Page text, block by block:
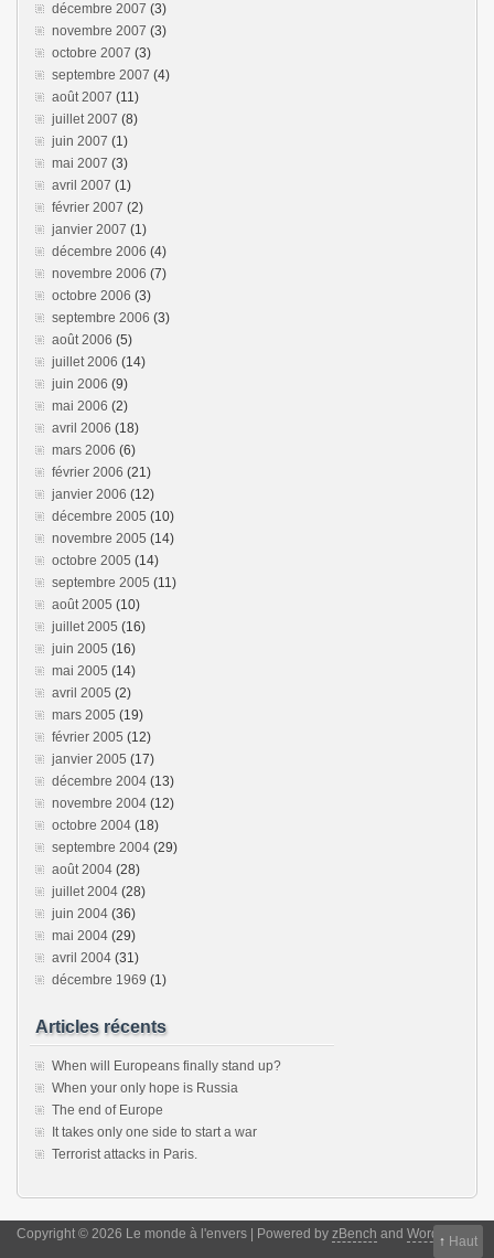
décembre 2007 (3)
novembre 2007 (3)
octobre 2007 (3)
septembre 2007 (4)
août 2007 (11)
juillet 2007 (8)
juin 2007 (1)
mai 2007 (3)
avril 2007 (1)
février 2007 (2)
janvier 2007 (1)
décembre 2006 (4)
novembre 2006 (7)
octobre 2006 (3)
septembre 2006 (3)
août 2006 (5)
juillet 2006 (14)
juin 2006 (9)
mai 2006 (2)
avril 2006 (18)
mars 2006 (6)
février 2006 (21)
janvier 2006 (12)
décembre 2005 (10)
novembre 2005 (14)
octobre 2005 (14)
septembre 2005 (11)
août 2005 (10)
juillet 2005 (16)
juin 2005 (16)
mai 2005 (14)
avril 2005 (2)
mars 2005 (19)
février 2005 (12)
janvier 2005 (17)
décembre 2004 (13)
novembre 2004 (12)
octobre 2004 (18)
septembre 2004 (29)
août 2004 (28)
juillet 2004 (28)
juin 2004 (36)
mai 2004 (29)
avril 2004 (31)
décembre 1969 (1)
Articles récents
When will Europeans finally stand up?
When your only hope is Russia
The end of Europe
It takes only one side to start a war
Terrorist attacks in Paris.
Copyright © 2026 Le monde à l'envers | Powered by zBench and WordPress
↑ Haut